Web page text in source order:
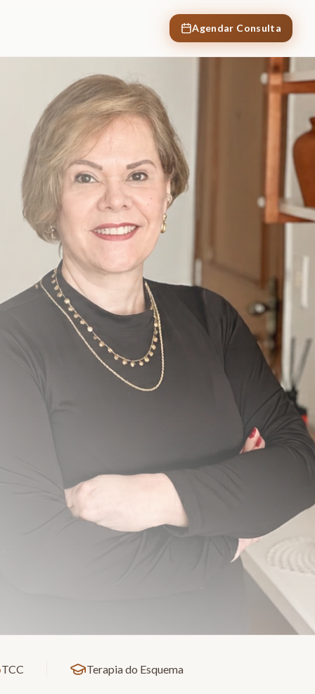
Agendar Consulta
TCC Terapia do Esquema